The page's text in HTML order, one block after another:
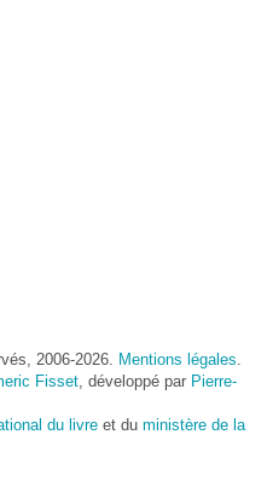
2006-2026. Mentions légales.
Fisset, développé par Pierre-
du livre et du ministère de la